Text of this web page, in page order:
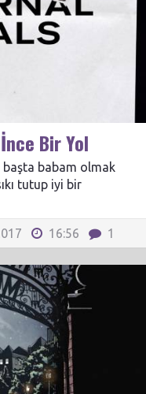
Bir Yol
başta babam olmak
tutup iyi bir
16:56 1